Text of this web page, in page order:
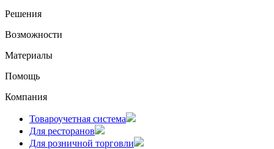
Решения
Возможности
Материалы
Помощь
Компания
Товароучетная система
Для ресторанов
Для розничной торговли